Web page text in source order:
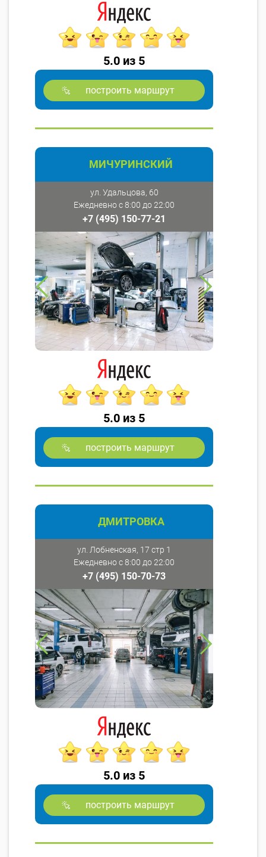
5.0 из 5
построить маршрут
МИЧУРИНСКИЙ
ул. Удальцова, 60
Ежедневно с 8:00 до 22:00
+7 (495) 150-77-21
5.0 из 5
построить маршрут
ДМИТРОВКА
ул. Лобненская, 17 стр 1
Ежедневно с 8:00 до 22:00
+7 (495) 150-70-73
5.0 из 5
построить маршрут